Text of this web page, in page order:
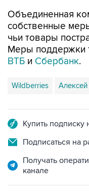
Объединенная
собственные
чьи товары
Меры поддержки
ВТБ и Сбербанк.
Wildberries
Купить
Подписаться на
Получать
канале